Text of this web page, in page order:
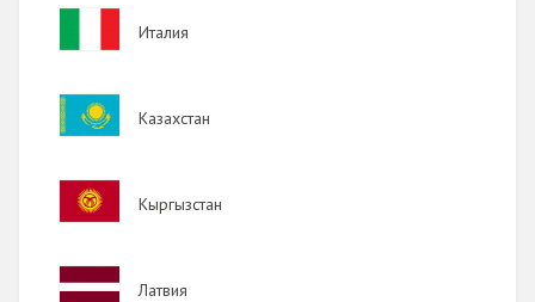
Италия
Image
Казахстан
Image
Кыргызстан
Image
Латвия